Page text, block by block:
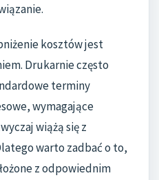
kosztów jest
Drukarnie często
terminy
wymagające
wiążą się z
warto zadbać o to,
z odpowiednim